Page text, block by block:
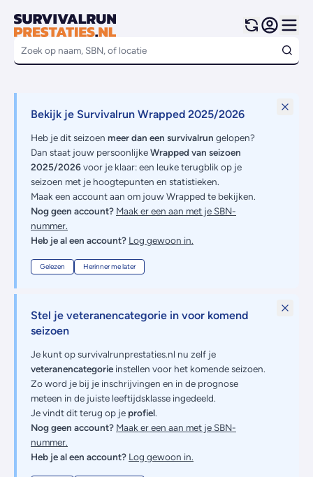
Bekijk je Survivalrun Wrapped 2025/2026
Heb je dit seizoen meer dan een survivalrun gelopen?
Dan staat jouw persoonlijkeWrapped van seizoen
2025/2026voor je klaar: een leuke terugblik op je
seizoen met je hoogtepunten en statistieken.
Maak een account aan om jouw Wrapped te bekijken.
Nog geen account? Maak er een aan met je SBN-
nummer.
Heb je al een account? Log gewoon in.
Gelezen Herinner me later
Stel je veteranencategorie in voor komend
seizoen
Je kunt op survivalrunprestaties.nl nu zelf je
veteranencategorie instellen voor het komende seizoen.
Zo word je bij je inschrijvingen en in de prognose
meteen in de juiste leeftijdsklasse ingedeeld.
Je vindt dit terug op je profiel.
Nog geen account? Maak er een aan met je SBN-
nummer.
Heb je al een account? Log gewoon in.